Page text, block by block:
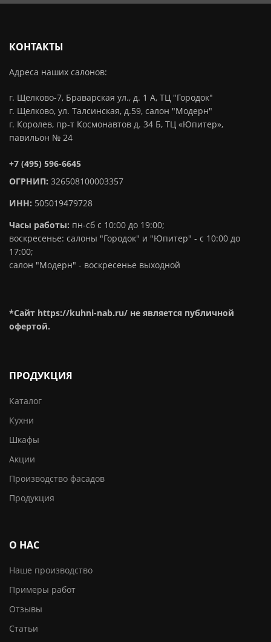
КОНТАКТЫ
Адреса наших салонов:
г. Щелково-7, Браварская ул., д. 1 А, ТЦ "Городок"
г. Щелково, ул. Талсинская, д.59, салон "Модерн"
г. Королев, пр-т Космонавтов д. 34 Б, ТЦ «Юпитер»,
павильон № 24
+7 (495) 596-6645
ОГРНИП: 326508100003357
ИНН: 505019479728
Часы работы: пн-сб с 10:00 до 19:00;
воскресенье: салоны "Городок" и "Юпитер" - с 10:00 до
17:00;
салон "Модерн" - воскресенье выходной
*Сайт https://kuhni-nab.ru/ не является публичной
офертой.
ПРОДУКЦИЯ
Каталог
Кухни
Шкафы
Акции
Производство фасадов
Продукция
О НАС
Наше производство
Примеры работ
Отзывы
Статьи